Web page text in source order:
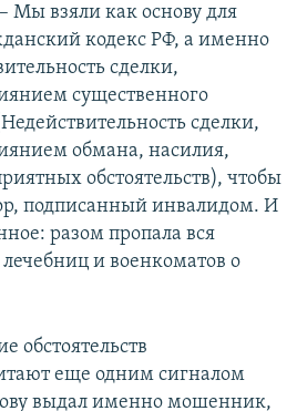
Мы взяли как основу для
кодекс РФ, а именно
сделки,
существенного
сделки,
обмана, насилия,
обстоятельств), чтобы
подписанный инвалидом. И
разом пропала вся
и военкоматов о
обстоятельств
еще одним сигналом
выдал именно мошенник,